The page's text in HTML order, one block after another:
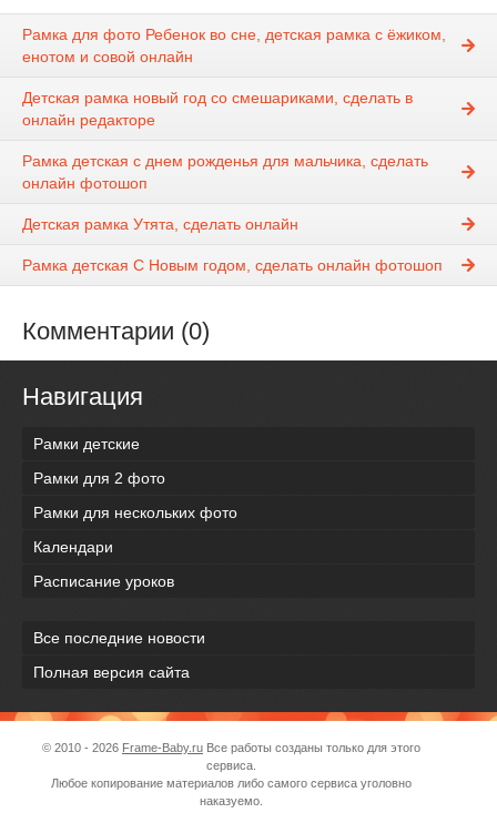
Рамка для фото Ребенок во сне, детская рамка с ёжиком,
енотом и совой онлайн
Детская рамка новый год со смешариками, сделать в
онлайн редакторе
Рамка детская с днем рожденья для мальчика, сделать
онлайн фотошоп
Детская рамка Утята, сделать онлайн
Рамка детская С Новым годом, сделать онлайн фотошоп
Комментарии (0)
Навигация
Рамки детские
Рамки для 2 фото
Рамки для нескольких фото
Календари
Расписание уроков
Все последние новости
Полная версия сайта
© 2010 - 2026 Frame-Baby.ru Все работы созданы только для этого
сервиса.
Любое копирование материалов либо самого сервиса уголовно
наказуемо.